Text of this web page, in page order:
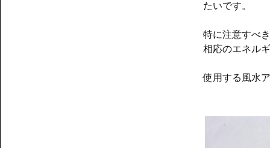
たいです。
特に注意すべ
相応のエネル
使用する風水